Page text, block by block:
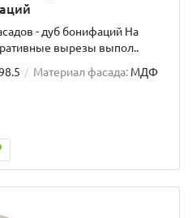
- дуб бонифаций На
вырезы выпол..
Материал фасада: МДФ